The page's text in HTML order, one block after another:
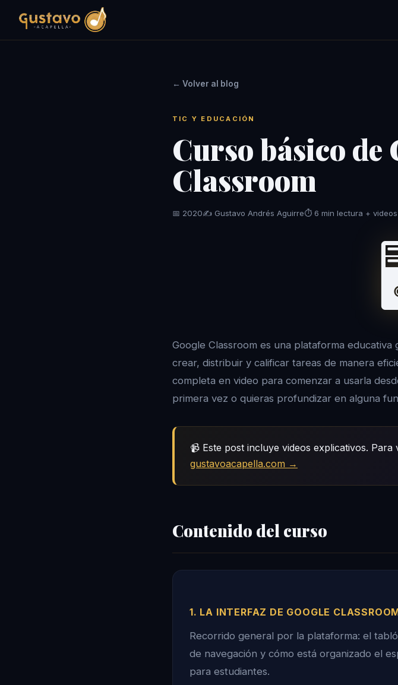
← Volver al blog
TIC Y EDUCACIÓN
Curso básico de
Classroom
📅 2020✍️ Gustavo Andrés Aguirre⏱️ 6 min lectura + videos
Google Classroom es una plataforma
crear, distribuir y calificar tareas de manera
completa en video para comenzar a usarla
primera vez o quieras profundizar en alguna
📹 Este post incluye videos explicativos.
gustavoacapella.com →
Contenido del curso
1. LA INTERFAZ DE GOOGLE
Recorrido general por la plataforma: el
de navegación y cómo está organizado el
para estudiantes.